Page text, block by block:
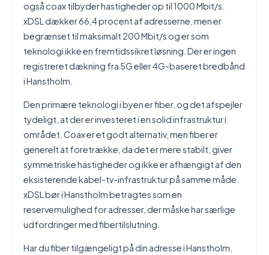
også coax tilbyder hastigheder op til 1000 Mbit/s.
xDSL dækker 66,4 procent af adresserne, men er
begrænset til maksimalt 200 Mbit/s og er som
teknologi ikke en fremtidssikret løsning. Der er ingen
registreret dækning fra 5G eller 4G-baseret bredbånd
i Hanstholm.
Den primære teknologi i byen er fiber, og det afspejler
tydeligt, at der er investeret i en solid infrastruktur i
området. Coax er et godt alternativ, men fiber er
generelt at foretrække, da det er mere stabilt, giver
symmetriske hastigheder og ikke er afhængigt af den
eksisterende kabel-tv-infrastruktur på samme måde.
xDSL bør i Hanstholm betragtes som en
reservemulighed for adresser, der måske har særlige
udfordringer med fibertilslutning.
Har du fiber tilgængeligt på din adresse i Hanstholm,